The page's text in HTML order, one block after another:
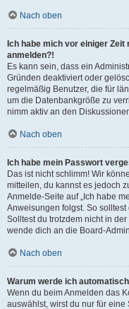
Nach oben
Ich habe mich vor einiger
anmelden?!
Es kann sein, dass ein
Gründen deaktiviert oder
regelmäßig Benutzer, die für
um die Datenbankgröße zu
nimm aktiv an den
Nach oben
Ich habe mein Passwort
Das ist nicht schlimm! Wir
mitteilen, du kannst es jedoch
Anmelde-Seite auf „Ich habe
Anweisungen folgst. So
Solltest du trotzdem nicht in
wende dich an die Board-
Nach oben
Warum werde ich
Wenn du beim Anmelden das
auswählst, wirst du nur für